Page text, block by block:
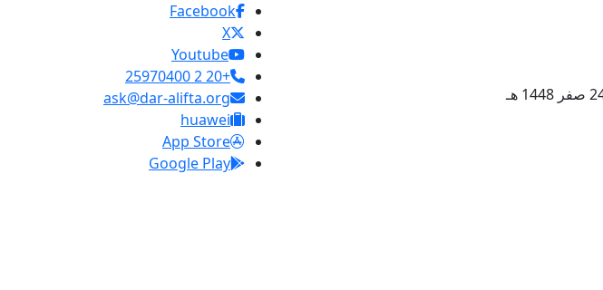
Facebook
X
Youtube
+20 2 25970400
ask@dar-alifta.org
huawei
App Store
Google Play